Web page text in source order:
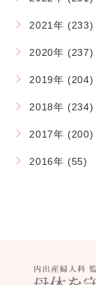
2021年 (233)
2020年 (237)
2019年 (204)
2018年 (234)
2017年 (200)
2016年 (55)